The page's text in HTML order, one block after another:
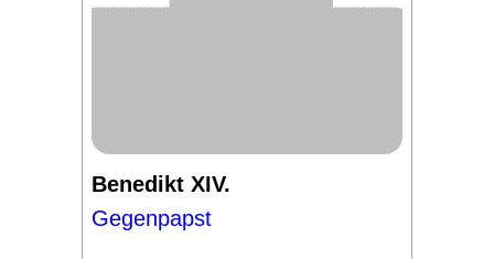
Benedikt XIV.
Gegenpapst